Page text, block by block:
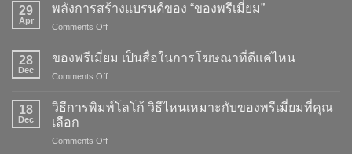
29
Apr
พลังการสร้างแบรนด์ของ “ของพรีเมี่ยม”
Comments Offon
“ของ
28
Dec
ของพรีเมี่ยม เป็นสื่อในการโฆษณาที่ดีแค่ไหน
Comments Offon
พรี
เป็น
18
Dec
วิธีการพิมพ์โลโก้ วิธีไหนเหมาะกับของพรีเมี่ยมที่คุณ
เลือก
Comments Offon